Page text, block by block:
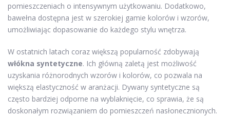
pomieszczeniach o intensywnym użytkowaniu. Dodatkowo,
bawełna dostępna jest w szerokiej gamie kolorów i wzorów,
umożliwiając dopasowanie do każdego stylu wnętrza.
W ostatnich latach coraz większą popularność zdobywają
włókna syntetyczne. Ich główną zaletą jest możliwość
uzyskania różnorodnych wzorów i kolorów, co pozwala na
większą elastyczność w aranżacji. Dywany syntetyczne są
często bardziej odporne na wyblaknięcie, co sprawia, że są
doskonałym rozwiązaniem do pomieszczeń nasłonecznionych.